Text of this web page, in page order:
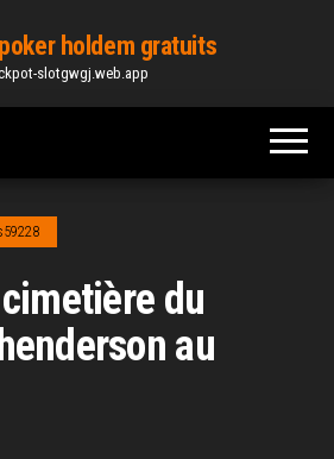
holdem gratuits
slotgwgj.web.app
du
au